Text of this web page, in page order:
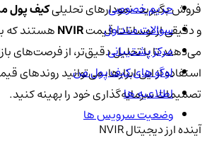
فروش بگیرید. نمودارهای تحلیلیکیف پول
و دقیقی از نوسانات قیمتNVIRهستند که به
می‌دهند تا با تحلیل دقیق‌تر، از فرصت‌های
استفاده از این ابزارها، می‌توانید روندهای
تصمیمات سرمایه‌گذاری خود را بهینه کنید.
آینده ارز دیجیتال NVIR
حریم خصوصی
سوالات متداول
مرکز پشتیبانی
لوگو های کیف پول من
اطلاعیه ها
وضعیت سرویس ها